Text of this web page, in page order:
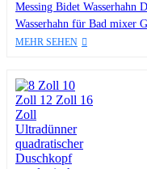
Messing Bidet Wasserhahn
Wasserhahn für Bad mixer
MEHR SEHEN